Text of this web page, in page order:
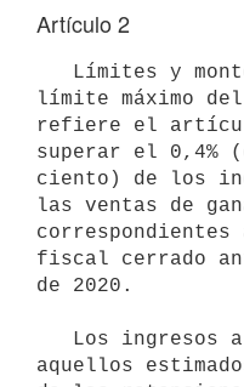
Artículo 2
límite máximo
refiere el
superar el 0,4%
ciento) de los
las ventas de
fiscal cerrado
de 2020.
aquellos